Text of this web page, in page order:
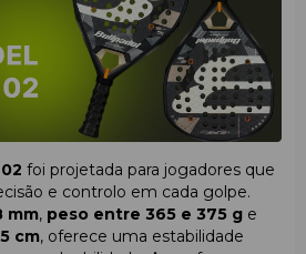
foi projetada para jogadores que
e controlo em cada golpe.
mm, peso entre 365 e 375 g e
cm, oferece uma estabilidade